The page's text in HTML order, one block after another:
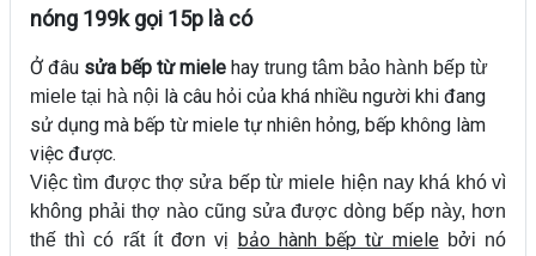
nóng 199k gọi 15p là có
Ở đâu sửa bếp từ miele hay trung tâm bảo hành bếp từ
miele tại hà nội là câu hỏi của khá nhiều người khi đang
sử dụng mà bếp từ miele tự nhiên hỏng, bếp không làm
việc được.
Việc tìm được thợ sửa bếp từ miele hiện nay khá khó vì
không phải thợ nào cũng sửa được dòng bếp này, hơn
thế thì có rất ít đơn vị bảo hành bếp từ mielebởi nó